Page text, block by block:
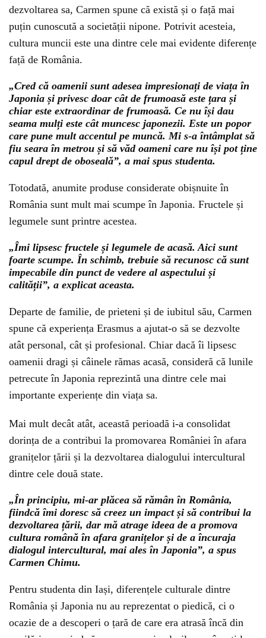
dezvoltarea sa, Carmen spune că există și o față mai
puțin cunoscută a societății nipone. Potrivit acesteia,
cultura muncii este una dintre cele mai evidente diferențe
față de România.
„Cred că oamenii sunt adesea impresionați de viața în
Japonia și privesc doar cât de frumoasă este țara și
chiar este extraordinar de frumoasă. Ce nu își dau
seama mulți este cât muncesc japonezii. Este un popor
care pune mult accentul pe muncă. Mi s-a întâmplat să
fiu seara în metrou și să văd oameni care nu își pot ține
capul drept de oboseală”, a mai spus studenta.
Totodată, anumite produse considerate obișnuite în
România sunt mult mai scumpe în Japonia. Fructele și
legumele sunt printre acestea.
„Îmi lipsesc fructele și legumele de acasă. Aici sunt
foarte scumpe. În schimb, trebuie să recunosc că sunt
impecabile din punct de vedere al aspectului și
calității”, a explicat aceasta.
Departe de familie, de prieteni și de iubitul său, Carmen
spune că experiența Erasmus a ajutat-o să se dezvolte
atât personal, cât și profesional. Chiar dacă îi lipsesc
oamenii dragi și câinele rămas acasă, consideră că lunile
petrecute în Japonia reprezintă una dintre cele mai
importante experiențe din viața sa.
Mai mult decât atât, această perioadă i-a consolidat
dorința de a contribui la promovarea României în afara
granițelor țării și la dezvoltarea dialogului intercultural
dintre cele două state.
„În principiu, mi-ar plăcea să rămân în România,
fiindcă îmi doresc să creez un impact și să contribui la
dezvoltarea țării, dar mă atrage ideea de a promova
cultura română în afara granițelor și de a încuraja
dialogul intercultural, mai ales în Japonia”, a spus
Carmen Chimu.
Pentru studenta din Iași, diferențele culturale dintre
România și Japonia nu au reprezentat o piedică, ci o
ocazie de a descoperi o țară de care era atrasă încă din